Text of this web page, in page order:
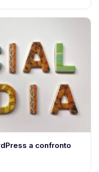
a confronto